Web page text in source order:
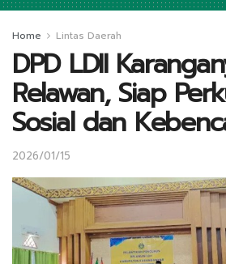
Home Lintas Daerah
DPD LDII
Relawan, Siap
Sosial dan
2026/01/15